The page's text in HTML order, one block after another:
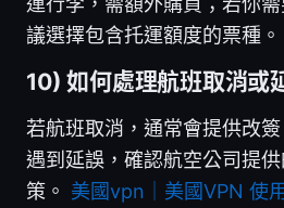
議選擇包含托運額度的票種。
10) 如何處理航班取消或
若航班取消，通常會提供改
遇到延誤，確認航空公司提
策。 美國vpn｜美國VPN 使